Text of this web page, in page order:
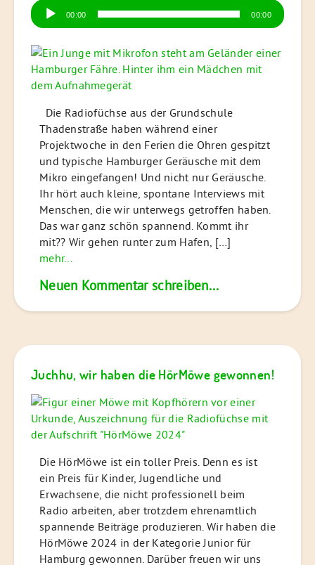
Audio-
Player
00:00 00:00
Die Radiofüchse aus der Grundschule
Thadenstraße haben während einer
Projektwoche in den Ferien die Ohren gespitzt
und typische Hamburger Geräusche mit dem
Mikro eingefangen! Und nicht nur Geräusche.
Ihr hört auch kleine, spontane Interviews mit
Menschen, die wir unterwegs getroffen haben.
Das war ganz schön spannend. Kommt ihr
mit?? Wir gehen runter zum Hafen, […]
mehr...
Neuen Kommentar schreiben...
Juchhu, wir haben die HörMöwe gewonnen!
Die HörMöwe ist ein toller Preis. Denn es ist
ein Preis für Kinder, Jugendliche und
Erwachsene, die nicht professionell beim
Radio arbeiten, aber trotzdem ehrenamtlich
spannende Beiträge produzieren. Wir haben die
HörMöwe 2024 in der Kategorie Junior für
Hamburg gewonnen. Darüber freuen wir uns